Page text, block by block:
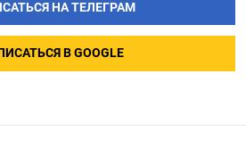
НА ТЕЛЕГРАМ
В GOOGLE